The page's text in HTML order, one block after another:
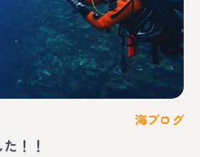
海ブログ
！！